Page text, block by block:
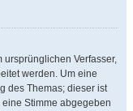
Verfasser,
werden. Um eine
des Themas; dieser ist
Stimme abgegeben